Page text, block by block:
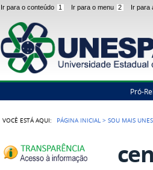
Ir para o conteúdo 1 Ir para o menu 2 Ir para
Pró-
VOCÊ ESTÁ AQUI: PÁGINA INICIAL >SOU MAIS